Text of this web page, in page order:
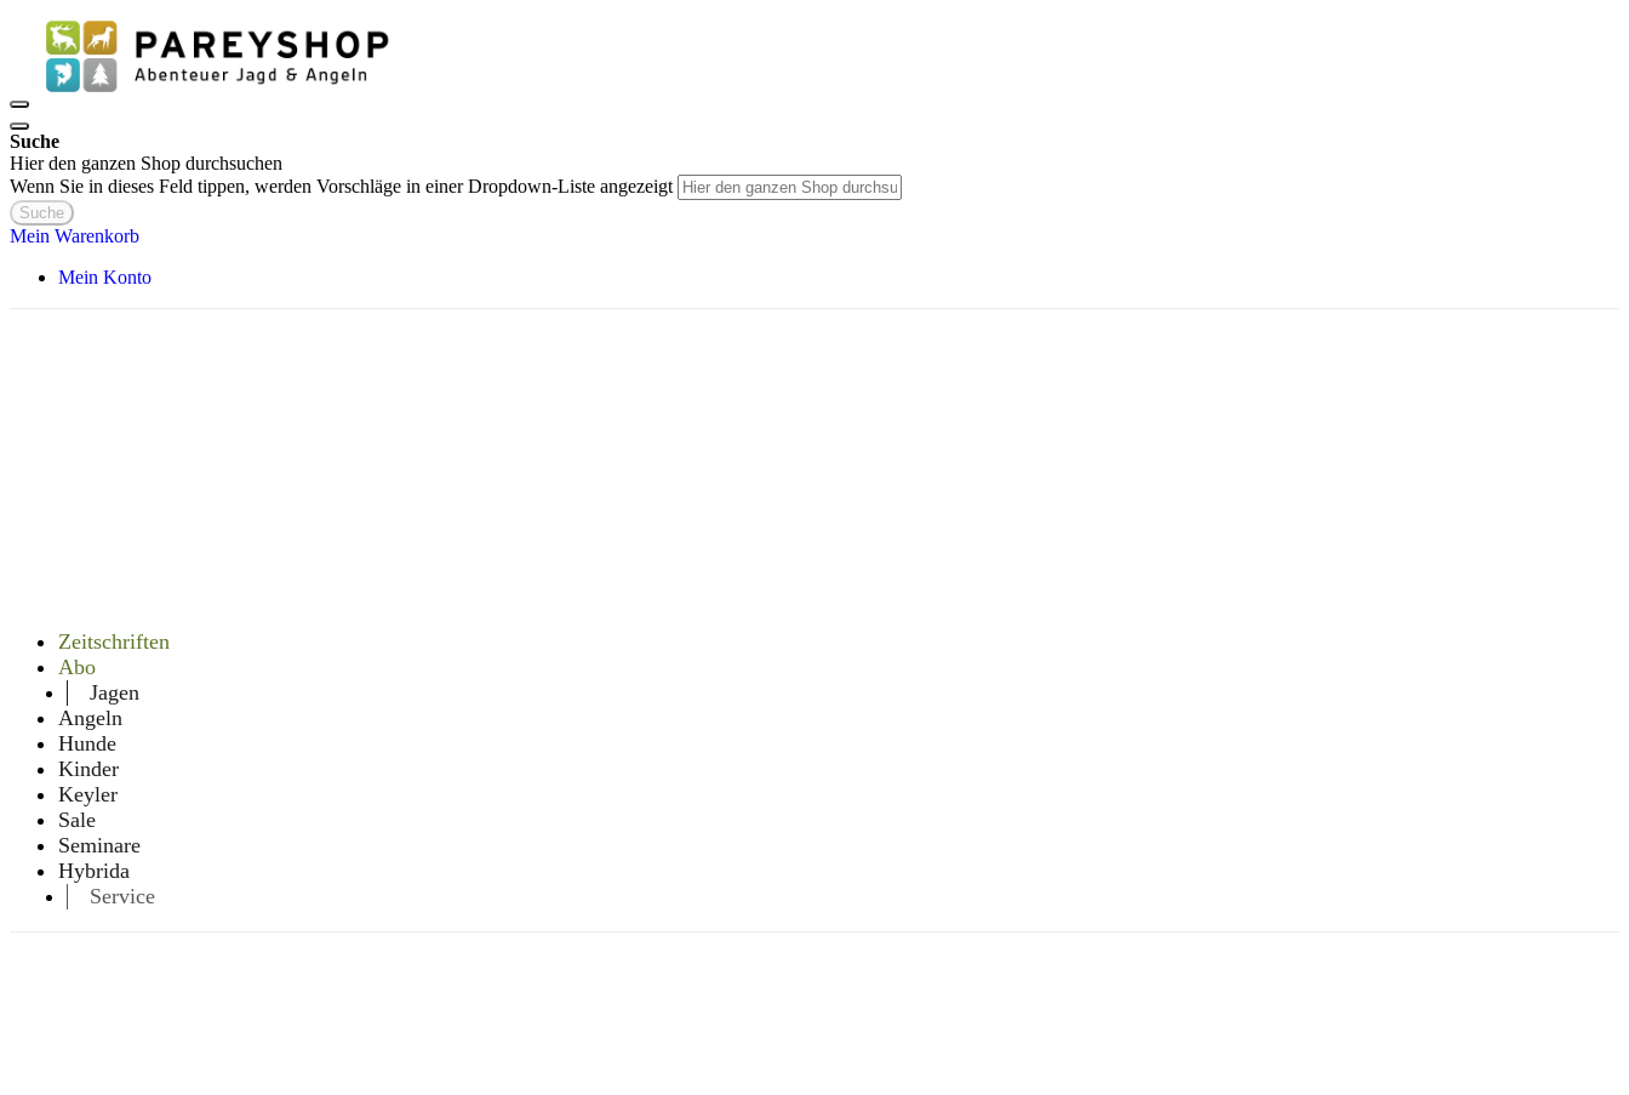
Suche
Hier den ganzen Shop durchsuchen
Wenn Sie in dieses Feld tippen, werden Vorschläge in einer Dropdown-Liste angezeigt
Suche
Mein Warenkorb
Mein Konto
Zeitschriften
Abo
Jagen
Angeln
Hunde
Kinder
Keyler
Sale
Seminare
Hybrida
Service